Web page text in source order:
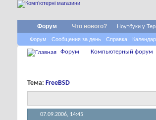
Форум
Форум Сообщения за день Справка
Что нового? Ноутбуки у
Форум Компьютерный форум
Тема: FreeBSD
07.09.2006, 14:45